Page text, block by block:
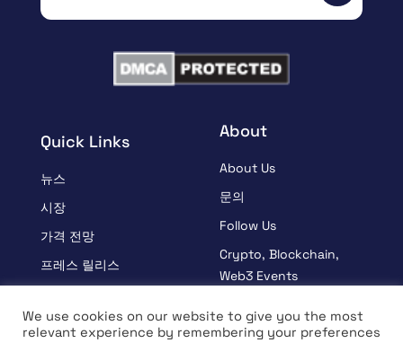
Quick Links
뉴스
시장
가격 전망
프레스 릴리스
학습
About
About Us
문의
Follow Us
Crypto, Blockchain,
Web3 Events
Terms And Condition
We use cookies on our website to give you the most
relevant experience by remembering your preferences